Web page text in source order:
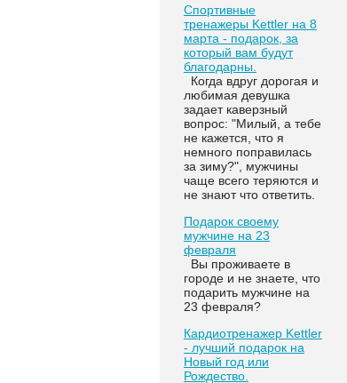
Спортивные
тренажеры Kettler на 8
марта - подарок, за
который вам будут
благодарны.
Когда вдруг дорогая и
любимая девушка
задает каверзный
вопрос: "Милый, а тебе
не кажется, что я
немного поправилась
за зиму?", мужчины
чаще всего теряются и
не знают что ответить.
Подарок своему
мужчине на 23
февраля
Вы проживаете в
городе и не знаете, что
подарить мужчине на
23 февраля?
Кардиотренажер Kettler
- лучший подарок на
Новый год или
Рождество.